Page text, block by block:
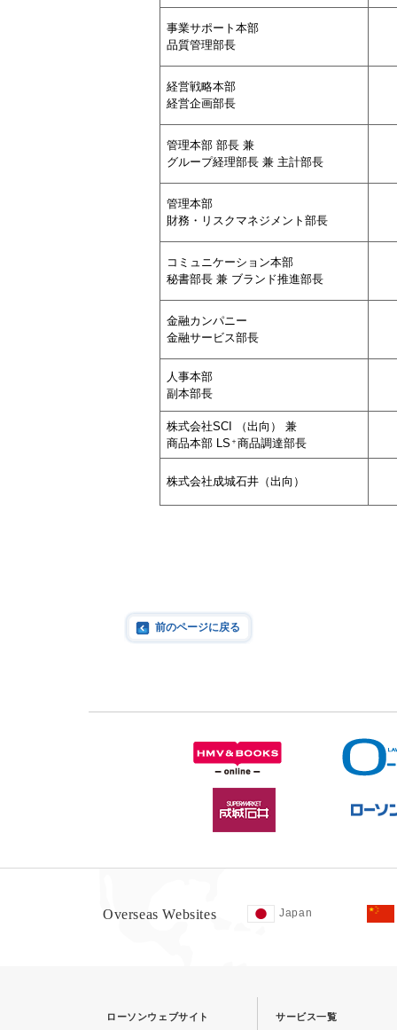
事業サポート本部
品質管理部長
経営戦略本部
経営企画部長
管理本部 部長 兼
グループ経理部長 兼 主計部長
管理本部
財務・リスクマネジメント部長
コミュニケーション本部
秘書部長 兼 ブランド推進部長
金融カンパニー
金融サービス部長
人事本部
副本部長
株式会社SCI （出向） 兼
商品本部 LS ＋ 商品調達部長
株式会社成城石井（出向）
前のページに戻る
Overseas Websites Japan
ローソンウェブサイト サービス一覧